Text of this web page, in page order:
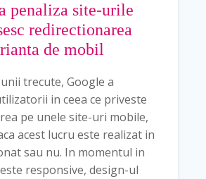
penaliza site-urile
redirectionarea
de mobil
trecute, Google a
in ceea ce priveste
pe unele site-uri mobile,
acest lucru este realizat in
sau nu. In momentul in
responsive, design-ul